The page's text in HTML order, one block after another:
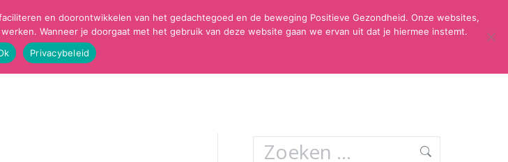
IMPLEMENTATIE POSITIEVE GEZONDHEID
Search:
en doorontwikkelen van het gedachtegoed en de beweging Positieve Gezondheid. Onze websites,
Wanneer je doorgaat met het gebruik van deze website gaan we ervan uit dat je hiermee instemt.
Privacybeleid